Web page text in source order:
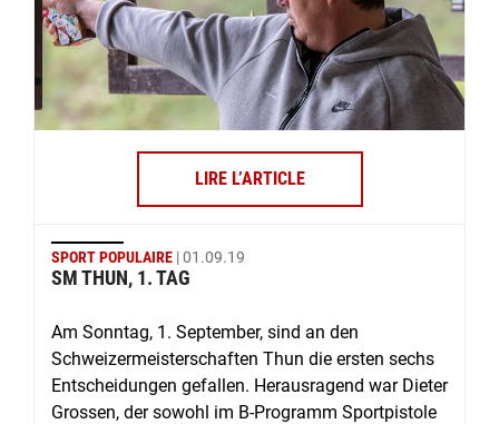
LIRE L’ARTICLE
SPORT POPULAIRE | 01.09.19
SM THUN, 1. TAG
Am Sonntag, 1. September, sind an den
Schweizermeisterschaften Thun die ersten sechs
Entscheidungen gefallen. Herausragend war Dieter
Grossen, der sowohl im B-Programm Sportpistole